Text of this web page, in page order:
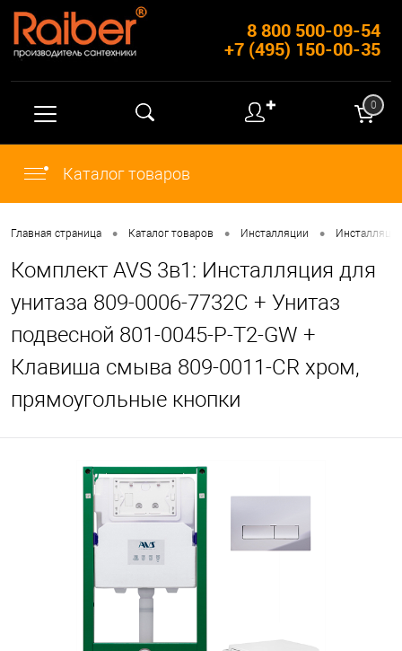
8 800 500-09-54
+7 (495) 150-00-35
✚ 0
Каталог товаров
Главная страница • Каталог товаров • Инсталляции •
Комплект AVS 3в1: Инсталляция для
унитаза 809-0006-7732C + Унитаз
подвесной 801-0045-P-T2-GW +
Клавиша смыва 809-0011-CR хром,
прямоугольные кнопки